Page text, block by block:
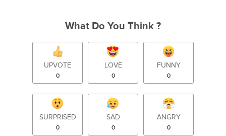
What Do You Think ?
UPVOTE
0
LOVE
0
FUNNY
0
SURPRISED
0
SAD
0
ANGRY
0